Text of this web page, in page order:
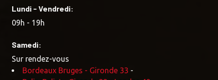
Lundi - Vendredi:
09h - 19h
Samedi:
Sur rendez-vous
Bordeaux Bruges - Gironde 33 -